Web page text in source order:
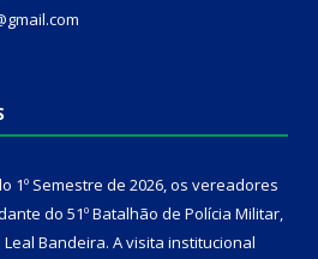
1º Semestre de 2026, os vereadores
do 51º Batalhão de Polícia Militar,
Bandeira. A visita institucional